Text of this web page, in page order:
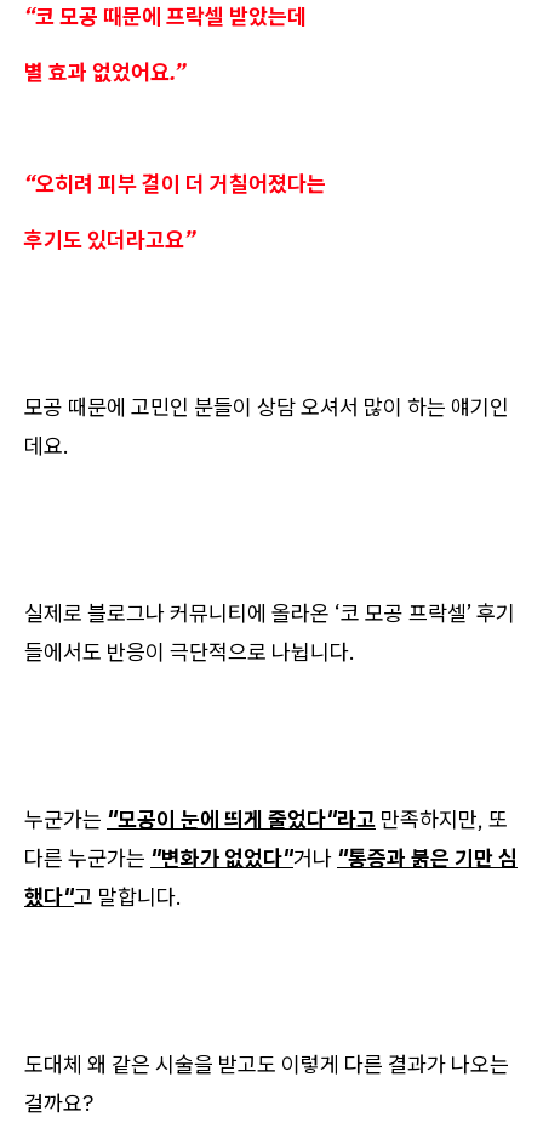
“코 모공 때문에 프락셀 받았는데
별 효과 없었어요.”
“오히려 피부 결이 더 거칠어졌다는
후기도 있더라고요”
모공 때문에 고민인 분들이 상담 오셔서 많이 하는 얘기인
데요.
실제로 블로그나 커뮤니티에 올라온 ‘코 모공 프락셀’ 후기
들에서도 반응이 극단적으로 나뉩니다.
누군가는 "모공이 눈에 띄게 줄었다"라고 만족하지만, 또
다른 누군가는 "변화가 없었다"거나 "통증과 붉은 기만 심
했다"고 말합니다.
도대체 왜 같은 시술을 받고도 이렇게 다른 결과가 나오는
걸까요?